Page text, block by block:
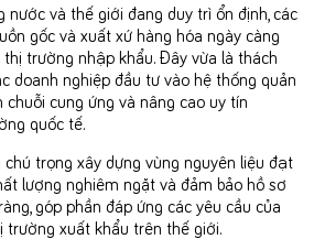
nước và thế giới đang duy trì ổn định, các
gốc và xuất xứ hàng hóa ngày càng
trường nhập khẩu. Đây vừa là thách
doanh nghiệp đầu tư vào hệ thống quản
chuỗi cung ứng và nâng cao uy tín
quốc tế.
chú trọng xây dựng vùng nguyên liệu đạt
lượng nghiêm ngặt và đảm bảo hồ sơ
góp phần đáp ứng các yêu cầu của
trường xuất khẩu trên thế giới.